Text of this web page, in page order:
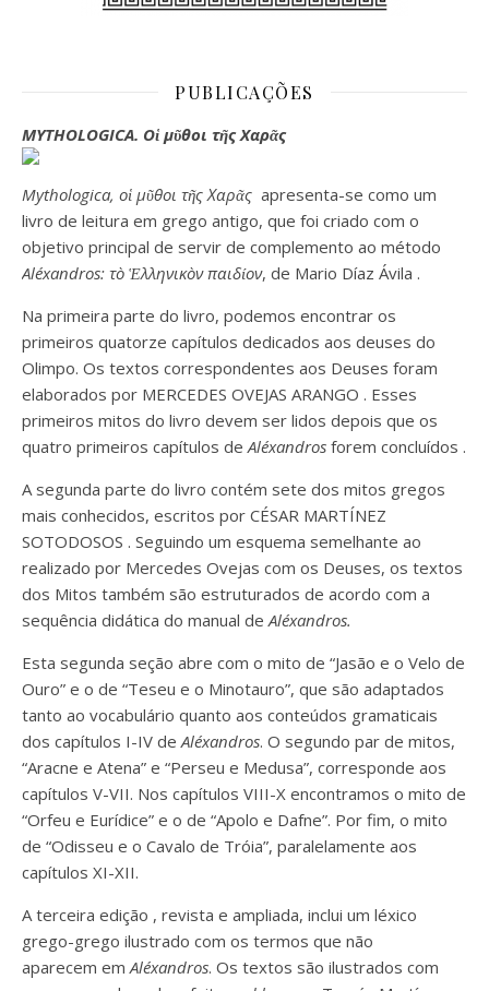
PUBLICAÇÕES
MYTHOLOGICA. Οἱ μῦθοι τῆς Χαρᾶς
Mythologica, οἱ μῦθοι τῆς Χαρᾶς apresenta-se como um
livro de leitura em grego antigo, que foi criado com o
objetivo principal de servir de complemento ao método
Aléxandros: τò Ἑλληνικòν παιδίον, de Mario Díaz Ávila .
Na primeira parte do livro, podemos encontrar os
primeiros quatorze capítulos dedicados aos deuses do
Olimpo. Os textos correspondentes aos Deuses foram
elaborados por MERCEDES OVEJAS ARANGO . Esses
primeiros mitos do livro devem ser lidos depois que os
quatro primeiros capítulos de Aléxandros forem concluídos .
A segunda parte do livro contém sete dos mitos gregos
mais conhecidos, escritos por CÉSAR MARTÍNEZ
SOTODOSOS . Seguindo um esquema semelhante ao
realizado por Mercedes Ovejas com os Deuses, os textos
dos Mitos também são estruturados de acordo com a
sequência didática do manual de Aléxandros.
Esta segunda seção abre com o mito de “Jasão e o Velo de
Ouro” e o de “Teseu e o Minotauro”, que são adaptados
tanto ao vocabulário quanto aos conteúdos gramaticais
dos capítulos I-IV de Aléxandros. O segundo par de mitos,
“Aracne e Atena” e “Perseu e Medusa”, corresponde aos
capítulos V-VII. Nos capítulos VIII-X encontramos o mito de
“Orfeu e Eurídice” e o de “Apolo e Dafne”. Por fim, o mito
de “Odisseu e o Cavalo de Tróia”, paralelamente aos
capítulos XI-XII.
A terceira edição , revista e ampliada, inclui um léxico
grego-grego ilustrado com os termos que não
aparecem em Aléxandros. Os textos são ilustrados com